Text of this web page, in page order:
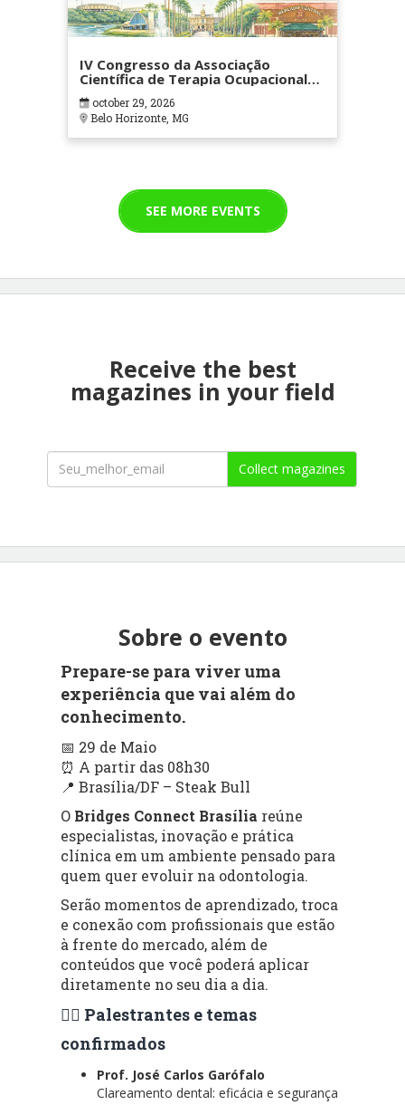
IV Congresso da Associação
Científica de Terapia Ocupacional
em Contextos Hospitalares e
Cuidados Paliativos - ATOHOSP
october 29, 2026
Belo Horizonte, MG
SEE MORE EVENTS
Receive the best
magazines in your field
Collect magazines
Sobre o evento
Prepare-se para viver uma
experiência que vai além do
conhecimento.
📅 29 de Maio
⏰ A partir das 08h30
📍 Brasília/DF – Steak Bull
O Bridges Connect Brasília reúne
especialistas, inovação e prática
clínica em um ambiente pensado para
quem quer evoluir na odontologia.
Serão momentos de aprendizado, troca
e conexão com profissionais que estão
à frente do mercado, além de
conteúdos que você poderá aplicar
diretamente no seu dia a dia.
👨‍⚕️ Palestrantes e temas
confirmados
Prof. José Carlos Garófalo
Clareamento dental: eficácia e segurança